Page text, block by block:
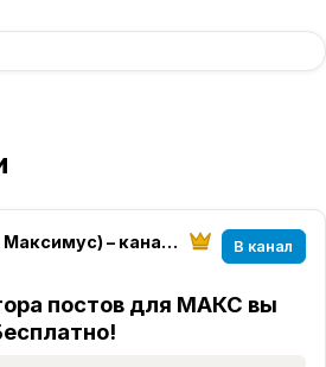
Миксимус (ex. Максимус) – канал на Максимум В канал
постов для МАКС вы